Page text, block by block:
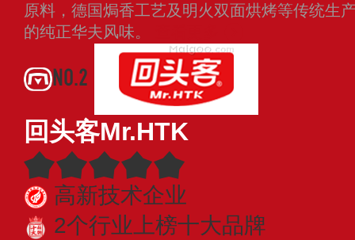
原料，德国焗香工艺及明火双面烘烤等传统生
的纯正华夫风味。
NO.2
回头客Mr.HTK
高新技术企业
2个行业上榜十大品牌